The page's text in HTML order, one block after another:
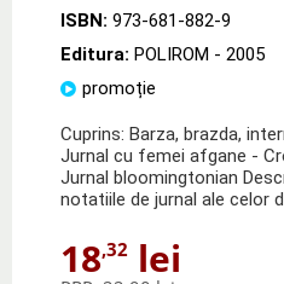
ISBN: 973-681-882-9
Editura: POLIROM - 2005
promoție
Cuprins: Barza, brazda,
Jurnal cu femei afgane -
Jurnal bloomingtonian
notatiile de jurnal ale celor
18,32 lei